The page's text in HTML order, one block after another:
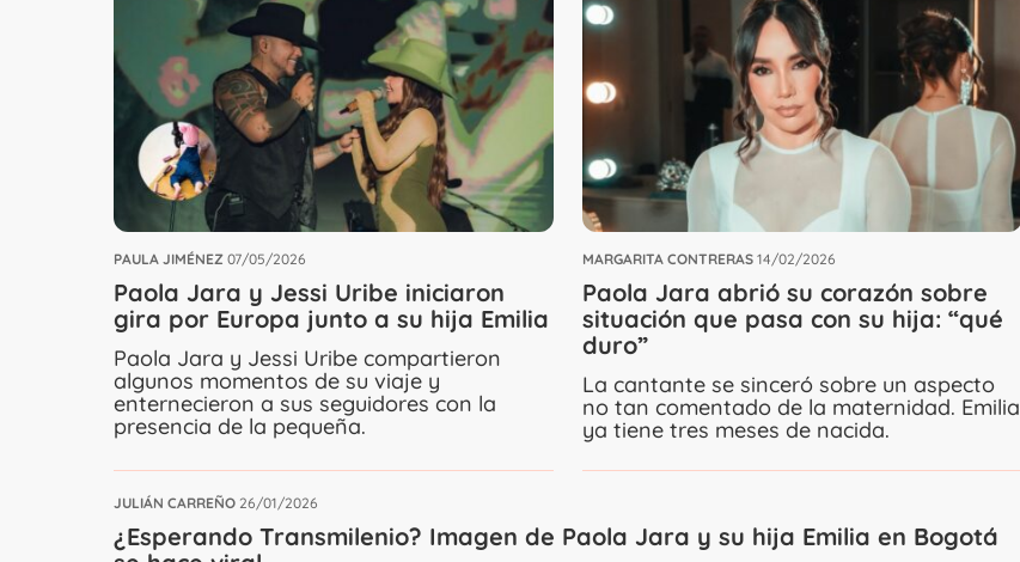
PAULA JIMÉNEZ 07/05/2026
Paola Jara y Jessi Uribe iniciaron
gira por Europa junto a su hija Emilia
Paola Jara y Jessi Uribe compartieron
algunos momentos de su viaje y
enternecieron a sus seguidores con la
presencia de la pequeña.
MARGARITA CONTRERAS 14/02/2026
Paola Jara abrió su corazón sobre
situación que pasa con su hija: “qué
duro”
La cantante se sinceró sobre un aspecto
no tan comentado de la maternidad. Emilia
ya tiene tres meses de nacida.
JULIÁN CARREÑO 26/01/2026
¿Esperando Transmilenio? Imagen de Paola Jara y su hija Emilia en Bogotá